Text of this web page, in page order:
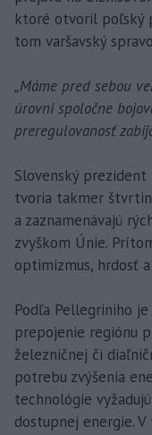
ktoré otvoril poľský
tom varšavský
„Máme pred sebou
úrovni spoločne
preregulovanosť
Slovenský
tvoria takmer
a zaznamenávajú
zvyškom Únie.
optimizmus, hrdosť
Podľa Pellegriniho
prepojenie regiónu
železničnej či
potrebu zvýšenia
technológie
dostupnej energie.